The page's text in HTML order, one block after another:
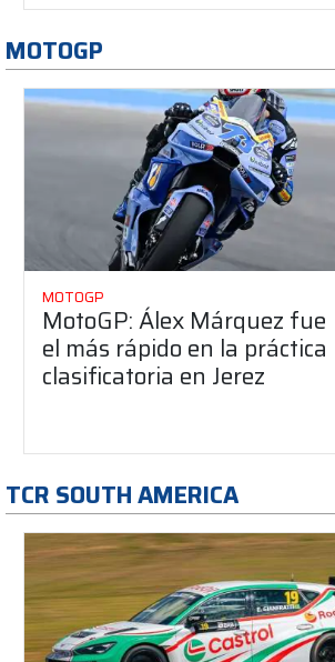
MOTOGP
MOTOGP
MotoGP: Álex Márquez fue
el más rápido en la práctica
clasificatoria en Jerez
TCR SOUTH AMERICA